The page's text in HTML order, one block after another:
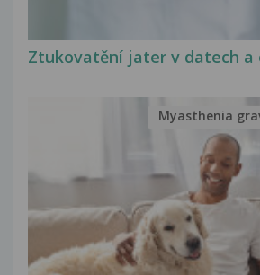
Ztukovatění jater v datech a
Myasthenia